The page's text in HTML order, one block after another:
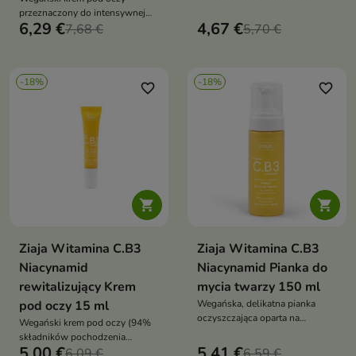
przeznaczony do intensywnej
pielęgnacji skóry wokół oczu.
regenerację, wygładzenie,
redukcję widoczności
zmarszczek, pomagając
przywrócić skórze świeży i
wypoczęty wygląd
6,29 €7,68 €
pielęgnacja, która delikatnie
oczyszcza skórę i zapewnia
myjące oraz 93% składników
pochodzenia naturalnego
4,67 €5,70 €
-18%

favorite_border
Ziaja Witamina C.B3
Niacynamid
rewitalizujący Krem
pod oczy 15 ml
Wegański krem pod oczy (94%
składników pochodzenia
naturalnego), który intensywnie
-18%

favorite_border
Ziaja Witamina C.B3
Niacynamid Pianka do
mycia twarzy 150 ml
Wegańska, delikatna pianka
oczyszczająca oparta na
myjących. Skutecznie oczyszcza